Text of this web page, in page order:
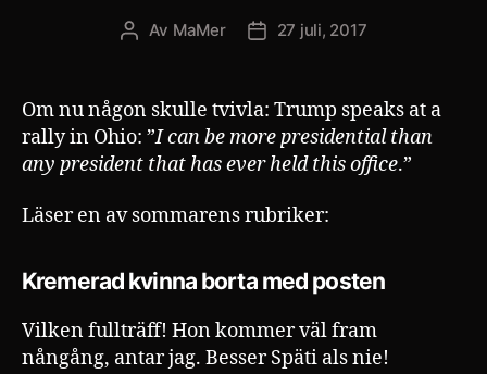
Inläggsförfattare
Av MaMer Inläggsdatum
27 juli, 2017
Om nu någon skulle tvivla: Trump speaks at a
rally in Ohio: ”I can be more presidential than
any president that has ever held this office.”
Läser en av sommarens rubriker:
Kremerad kvinna borta med posten
Vilken fullträff! Hon kommer väl fram
nångång, antar jag. Besser Späti als nie!